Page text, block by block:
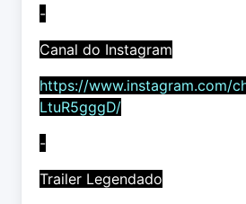
-
Canal do Instagram
https://www.instagram.com/
LtuR5gggD/
-
Trailer Legendado